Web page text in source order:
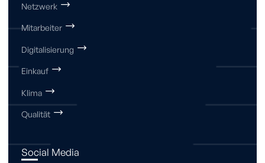
Netzwerk
Mitarbeiter
Digitalisierung
Einkauf
Klima
Qualität
Social Media